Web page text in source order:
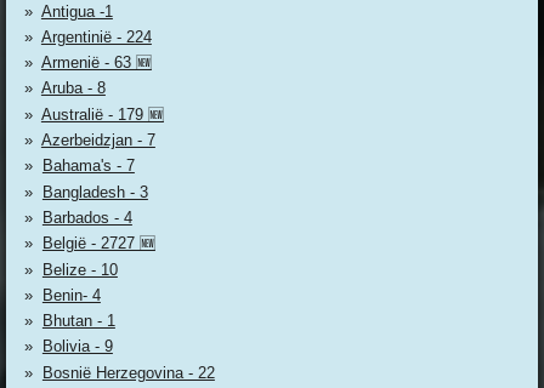
Antigua -1
Argentinië - 224
Armenië - 63 🆕
Aruba - 8
Australië - 179 🆕
Azerbeidzjan - 7
Bahama's - 7
Bangladesh - 3
Barbados - 4
België - 2727 🆕
Belize - 10
Benin- 4
Bhutan - 1
Bolivia - 9
Bosnië Herzegovina - 22